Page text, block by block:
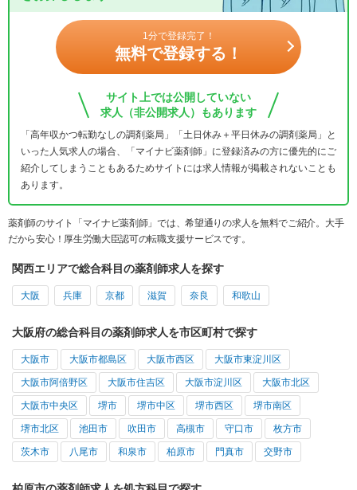
1分で登録完了！
無料で登録する！
サイト上では公開していない
求人（非公開求人）もあります
「高年収かつ転勤なしの調剤薬局」「土日休み＋平日休みの調剤薬局」と
いった人気求人の場合、「マイナビ薬剤師」に登録済みの方に優先的にご
紹介してしまうこともあるためサイトには求人情報が掲載されないことも
あります。
薬剤師のサイト「マイナビ薬剤師」では、希望通りの求人を無料でご紹介。大手
だから安心！厚生労働大臣認可の転職支援サービスです。
関西エリアで総合科目の薬剤師求人を探す
大阪 兵庫 京都 滋賀 奈良 和歌山
大阪府の総合科目の薬剤師求人を市区町村で探す
大阪市 大阪市都島区 大阪市西区 大阪市東淀川区
大阪市阿倍野区 大阪市住吉区 大阪市淀川区 大阪市北区
大阪市中央区 堺市 堺市中区 堺市西区 堺市南区
堺市北区 池田市 吹田市 高槻市 守口市 枚方市
茨木市 八尾市 和泉市 柏原市 門真市 交野市